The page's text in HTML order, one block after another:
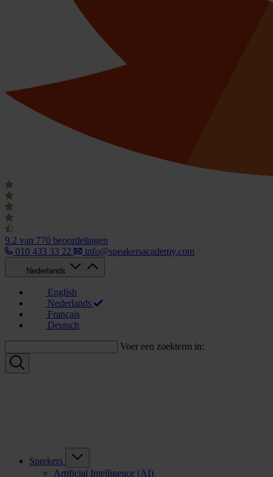
9.2 van 770 beoordelingen
010 433 33 22
info@speakersacademy.com
Nederlands
English
Nederlands
Français
Deutsch
Voer een zoekterm in:
Sprekers
Artificial Intelligence (AI)